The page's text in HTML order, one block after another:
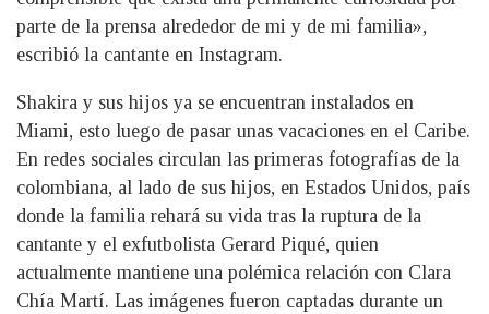
parte de la prensa alrededor de mi y de mi familia»,
escribió la cantante en Instagram.
Shakira y sus hijos ya se encuentran instalados en
Miami, esto luego de pasar unas vacaciones en el Caribe.
En redes sociales circulan las primeras fotografías de la
colombiana, al lado de sus hijos, en Estados Unidos, país
donde la familia rehará su vida tras la ruptura de la
cantante y el exfutbolista Gerard Piqué, quien
actualmente mantiene una polémica relación con Clara
Chía Martí. Las imágenes fueron captadas durante un